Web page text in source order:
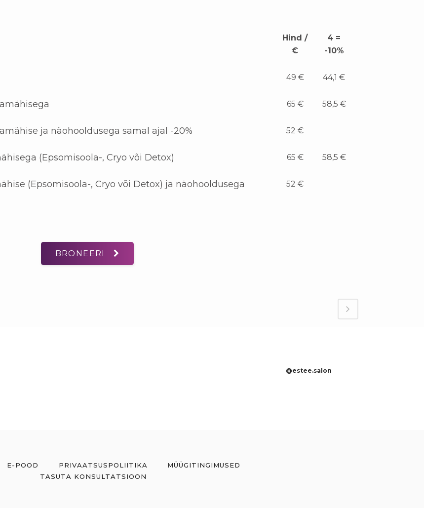
Hind /
€
4 =
-10%
49 € 44,1 €
65 € 58,5 €
ja näohooldusega samal ajal -20% 52 €
(Epsomisoola-, Cryo või Detox) 65 € 58,5 €
(Epsomisoola-, Cryo või Detox) ja näohooldusega
52 €
BRONEERI
@estee.salon
E-POOD PRIVAATSUSPOLIITIKA
MÜÜGITINGIMUSED
TASUTA KONSULTATSIOON